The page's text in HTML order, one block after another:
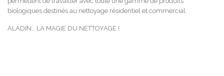
biologiques destinés au nettoyage résidentiel et commercial.
ALADIN… LA MAGIE DU NETTOYAGE !